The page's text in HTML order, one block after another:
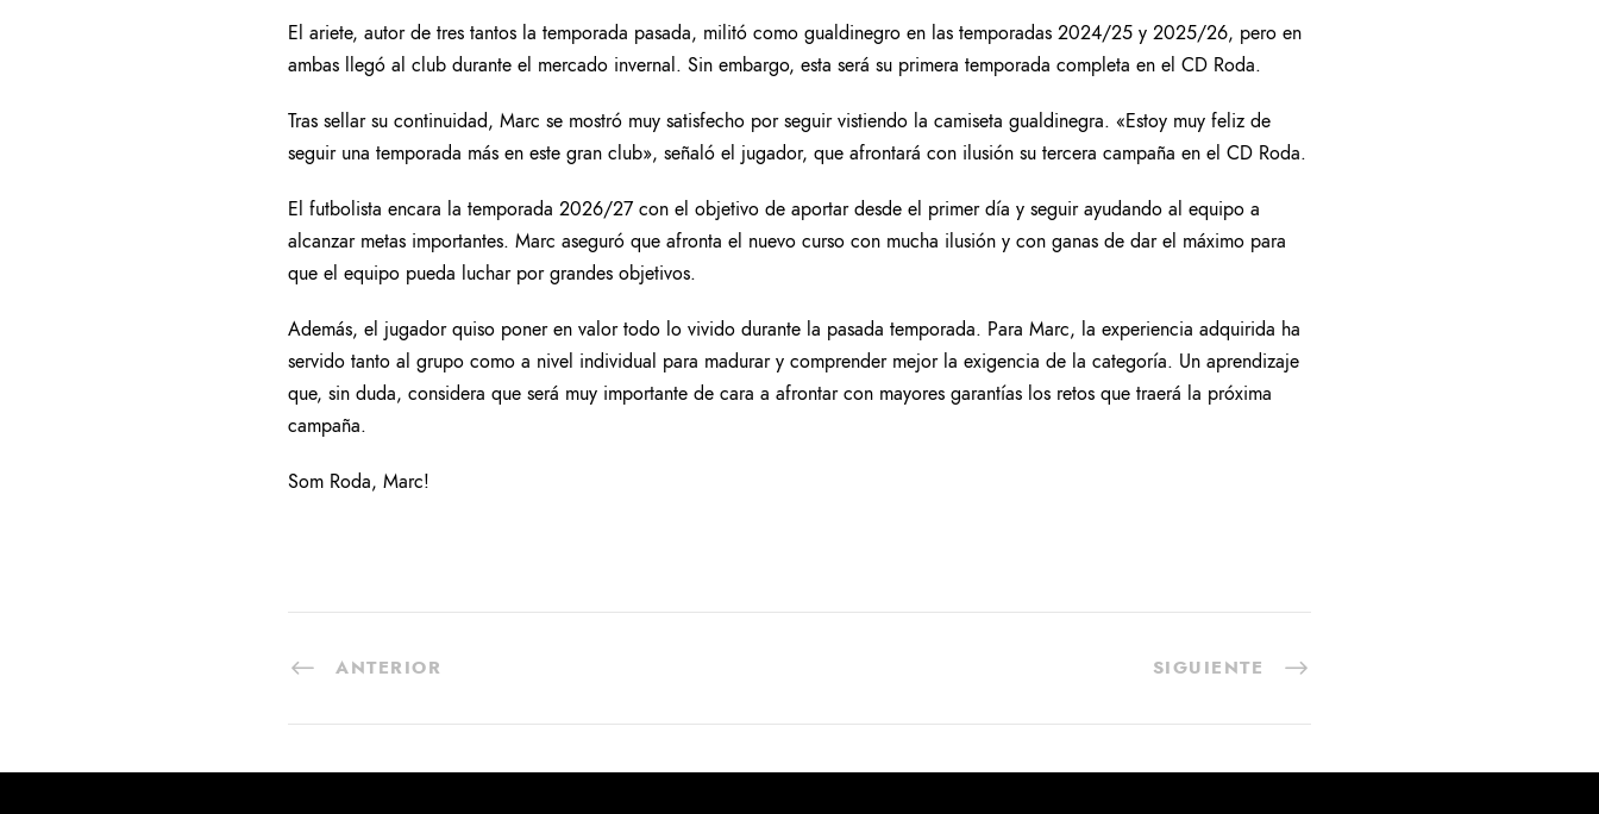
El ariete, autor de tres tantos la temporada pasada, militó como gualdinegro en las temporadas 2024/25 y 2025/26, pero en
ambas llegó al club durante el mercado invernal. Sin embargo, esta será su primera temporada completa en el CD Roda.
Tras sellar su continuidad, Marc se mostró muy satisfecho por seguir vistiendo la camiseta gualdinegra. «Estoy muy feliz de
seguir una temporada más en este gran club», señaló el jugador, que afrontará con ilusión su tercera campaña en el CD Roda.
El futbolista encara la temporada 2026/27 con el objetivo de aportar desde el primer día y seguir ayudando al equipo a
alcanzar metas importantes. Marc aseguró que afronta el nuevo curso con mucha ilusión y con ganas de dar el máximo para
que el equipo pueda luchar por grandes objetivos.
Además, el jugador quiso poner en valor todo lo vivido durante la pasada temporada. Para Marc, la experiencia adquirida ha
servido tanto al grupo como a nivel individual para madurar y comprender mejor la exigencia de la categoría. Un aprendizaje
que, sin duda, considera que será muy importante de cara a afrontar con mayores garantías los retos que traerá la próxima
campaña.
Som Roda, Marc!
ANTERIOR SIGUIENTE